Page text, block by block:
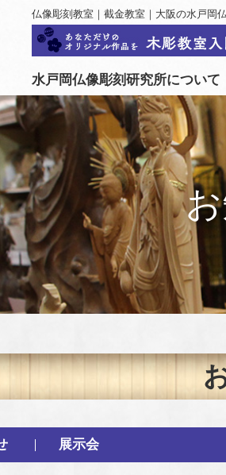
仏像彫刻教室｜截金教室｜大阪の水戸岡
水戸岡仏像彫刻研究所について
所について 仏像彫刻教室
展示会